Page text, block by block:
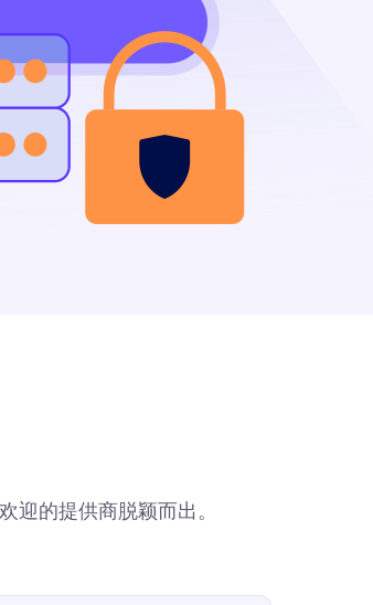
迎的提供商脱颖而出。